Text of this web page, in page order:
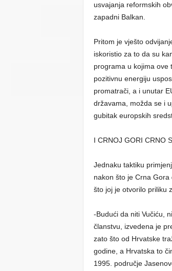
usvajanja reformskih
zapadni Balkan.
Pritom je vješto
iskoristio za to da su
programa u kojima ove
pozitivnu energiju
promatrači, a i unutar
državama, možda se i
gubitak europskih
I CRNOJ GORI CRNO
Jednaku taktiku
nakon što je Crna
što joj je otvorilo priliku
-Budući da niti Vučiću,
članstvu, izvedena je
zato što od Hrvatske
godine, a Hrvatska to
1995. područje